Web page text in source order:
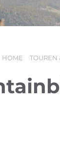
HOME TOUREN